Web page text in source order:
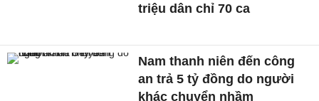
triệu dân chỉ 70 ca
Nam thanh niên đến công
an trả 5 tỷ đồng do người
khác chuyển nhầm